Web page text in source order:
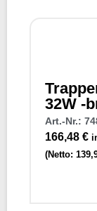
32W -
Art.-Nr.:
166,48 €
(Netto: